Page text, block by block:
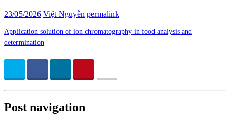
23/05/2026 Việt Nguyễn permalink
Application solution of ion chromatography in food analysis and
determination
Post navigation